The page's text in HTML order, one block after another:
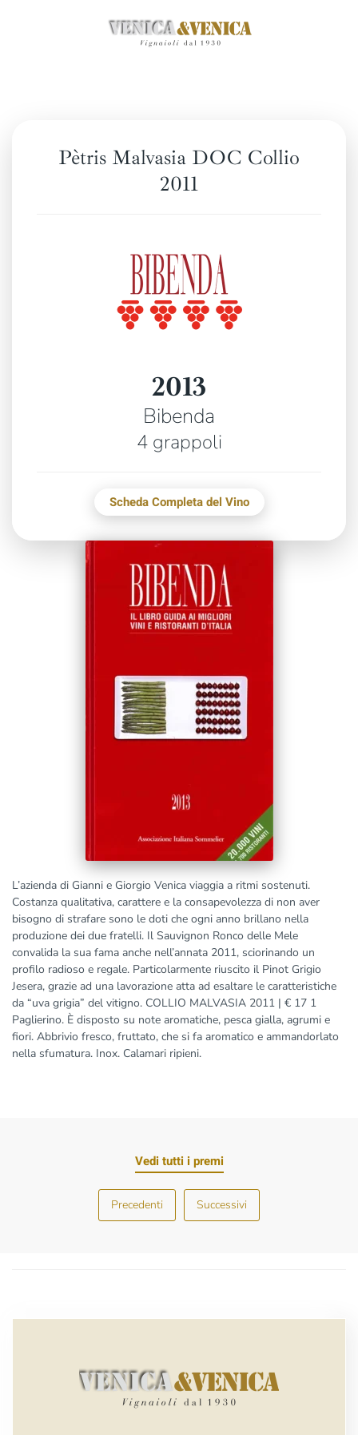
Pètris Malvasia DOC Collio
2011
2013
Bibenda
4 grappoli
Scheda Completa del Vino
L’azienda di Gianni e Giorgio Venica viaggia a ritmi sostenuti.
Costanza qualitativa, carattere e la consapevolezza di non aver
bisogno di strafare sono le doti che ogni anno brillano nella
produzione dei due fratelli. Il Sauvignon Ronco delle Mele
convalida la sua fama anche nell’annata 2011, sciorinando un
profilo radioso e regale. Particolarmente riuscito il Pinot Grigio
Jesera, grazie ad una lavorazione atta ad esaltare le caratteristiche
da “uva grigia” del vitigno. COLLIO MALVASIA 2011 | € 17 1
Paglierino. È disposto su note aromatiche, pesca gialla, agrumi e
fiori. Abbrivio fresco, fruttato, che si fa aromatico e ammandorlato
nella sfumatura. Inox. Calamari ripieni.
Vedi tutti i premi
Precedenti Successivi